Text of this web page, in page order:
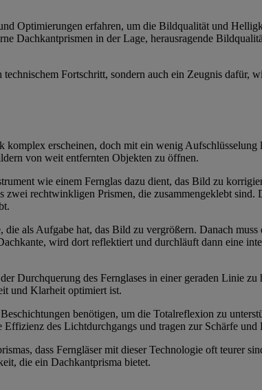
Optimierungen erfahren, um die Bildqualität und
Dachkantprismen in der Lage, herausragende
Fortschritt, sondern auch ein Zeugnis dafür,
erscheinen, doch mit ein wenig
von weit entfernten Objekten zu öffnen.
wie einem Fernglas dazu dient, das Bild zu
rechtwinkligen Prismen, die zusammengeklebt
als Aufgabe hat, das Bild zu vergrößern. Danach
wird dort reflektiert und durchläuft dann eine
Durchquerung des Fernglases in einer geraden Linie
und Klarheit optimiert ist.
benötigen, um die Totalreflexion zu
des Lichtdurchgangs und tragen zur Schärfe
dass Ferngläser mit dieser Technologie oft teurer
die ein Dachkantprisma bietet.